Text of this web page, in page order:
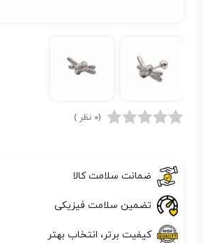
(0 نظر )
ضمانت سلامت کالا
تضمین سلامت فیزیکی
کیفیت برتر، انتخاب بهتر